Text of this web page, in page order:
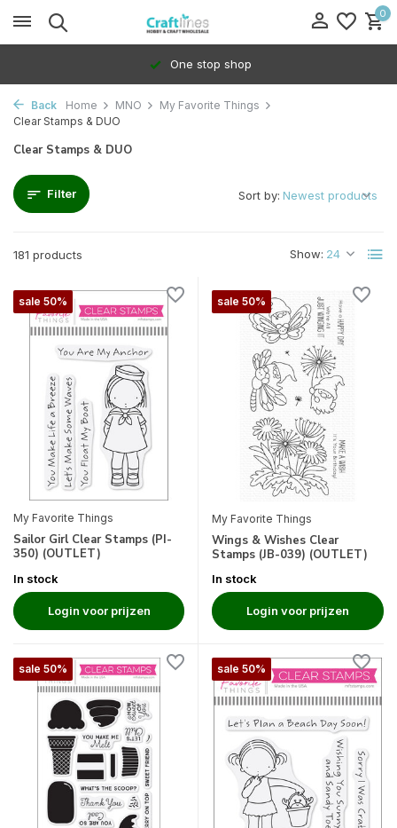
0
100% Dedicated to independents
Back Home MNO
My Favorite Things
Clear Stamps & DUO
Clear Stamps & DUO
Filter
181 products Show:
Sort by:
sale 50%
My Favorite Things
Sailor Girl Clear Stamps (PI-
350) (OUTLET)
In stock
Login voor prijzen
sale 50%
My Favorite Things
Wings & Wishes Clear
Stamps (JB-039) (OUTLET)
In stock
Login voor prijzen
sale 50% sale 50%